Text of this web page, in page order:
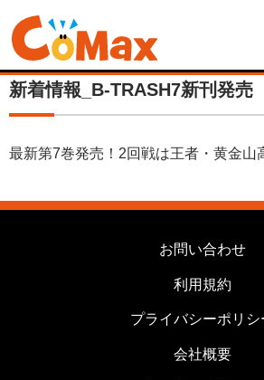
電子書籍マンガ CoMax(コマックス)公式サ
テゴリは使用しません>新着情報_B-
新着情報_B-TRASH7新刊発売
最新第7巻発売！2回戦は王者・黄金山
お問い合わせ
利用規約
プライバシーポリシ
会社概要